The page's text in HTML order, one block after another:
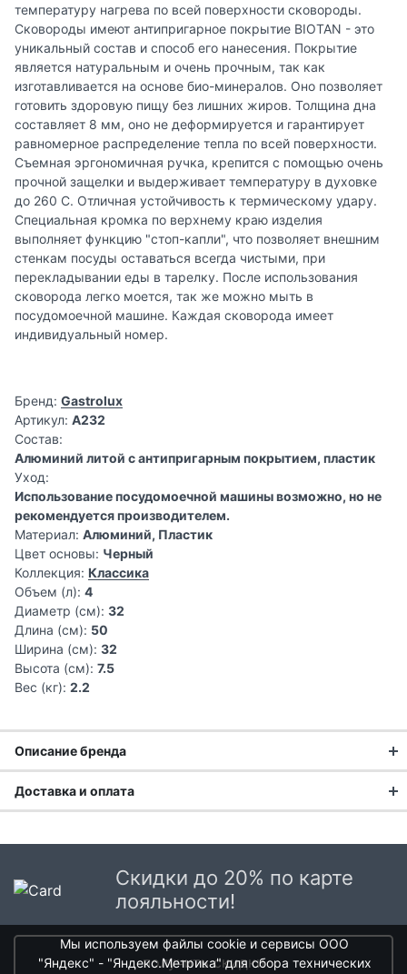
температуру нагрева по всей поверхности сковороды.
Сковороды имеют антипригарное покрытие BIOTAN - это
уникальный состав и способ его нанесения. Покрытие
является натуральным и очень прочным, так как
изготавливается на основе био-минералов. Оно позволяет
готовить здоровую пищу без лишних жиров. Толщина дна
составляет 8 мм, оно не деформируется и гарантирует
равномерное распределение тепла по всей поверхности.
Съемная эргономичная ручка, крепится с помощью очень
прочной защелки и выдерживает температуру в духовке
до 260 С. Отличная устойчивость к термическому удару.
Специальная кромка по верхнему краю изделия
выполняет функцию "стоп-капли", что позволяет внешним
стенкам посуды оставаться всегда чистыми, при
перекладывании еды в тарелку. После использования
сковорода легко моется, так же можно мыть в
посудомоечной машине. Каждая сковорода имеет
индивидуальный номер.
Бренд: Gastrolux
Артикул: A232
Состав:
Алюминий литой с антипригарным покрытием, пластик
Уход:
Использование посудомоечной машины возможно, но не
рекомендуется производителем.
Материал: Алюминий, Пластик
Цвет основы: Черный
Коллекция: Классика
Объем (л): 4
Диаметр (см): 32
Длина (см): 50
Ширина (см): 32
Высота (см): 7.5
Вес (кг): 2.2
Описание бренда
В ассортименте компании Gastrolux вы можете найти
посуду из литого алюминия, которая прекрасно подходит
продуктов и жидкостей. Такая посуда подходит для всех
типов плит, включая индукционную. Продукция Gastrolux
сочетает в себе элегантный дизайн и функциональность,
температурам и химическим веществам.
Доставка и оплата
Доставка в Москве и области
В Москве и Московской области доставка курьером до
Стоимость доставки в Москве в пределах МКАД399 руб.
в Московской Области и Москве за МКАД599 руб.
Скидки до 20% по карте
лояльности!
получить скидки
Мы используем файлы cookie и сервисы ООО
"Яндекс" - "Яндекс.Метрика" для сбора технических